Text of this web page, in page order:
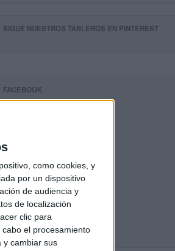
como cookies, y
por un dispositivo
de audiencia y
de localización
clic para
el procesamiento
y cambiar sus
SIGUE NUESTROS TABLEROS EN PINTEREST
FACEBOOK